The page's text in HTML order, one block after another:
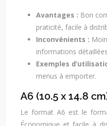
Avantages : Bon
praticité, facile à
Inconvénients :
informations détaillées
Exemples
menus à emporter.
A6 (10.5 x 14.8
Le format A6 est le